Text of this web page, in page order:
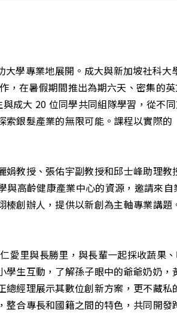
大學專業地展開。成大與新加坡社科
在暑假期間推出為期六天、密集的
成大 20 位同學共同組隊學習，從不
銀髮產業的無限可能。課程以實際
教授、張佑宇副教授和邱士峰助理
高齡健康產業中心的資源，邀請來
創辦人，提供以新創為主軸專業講題
里與長勝里，與長輩一起採收蔬果
生互動，了解孫子眼中的爺爺奶奶
經理展示其數位創新方案，更不藏私
合專長和國籍之間的特色，共同開發